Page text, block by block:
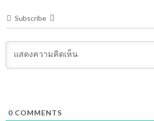
Subscribe
0 COMMENTS